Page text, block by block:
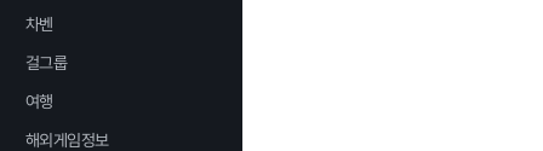
차벤
걸그룹
여행
해외게임정보